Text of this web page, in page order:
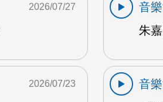
2026/07/27
音
朱
2026/07/23
音